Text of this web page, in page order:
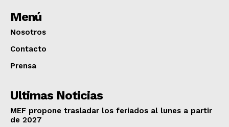
Menú
Nosotros
Contacto
Prensa
Ultimas Noticias
MEF propone trasladar los feriados al lunes a partir
de 2027